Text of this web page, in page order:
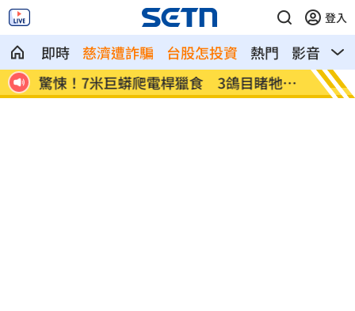
登入
即時 慈濟遭詐騙 台股怎投資 熱門 影音
熱
炸
驚悚！7米巨蟒爬電桿獵食 3鴿目睹牠慘
死
揭密
神股